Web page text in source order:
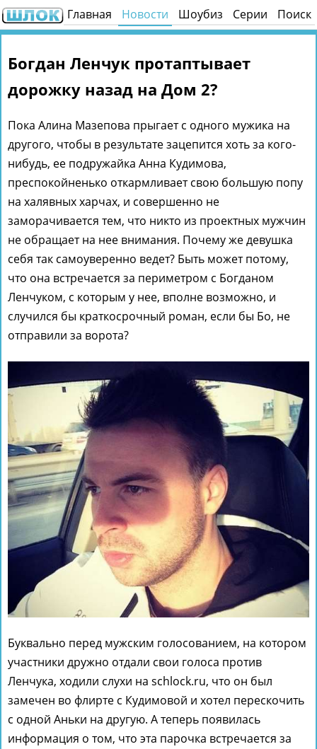
Главная Новости Шоубиз Серии Поиск
Богдан Ленчук протаптывает
дорожку назад на Дом 2?
Пока Алина Мазепова прыгает с одного мужика на
другого, чтобы в результате зацепится хоть за кого-
нибудь, ее подружайка Анна Кудимова,
преспокойненько откармливает свою большую попу
на халявных харчах, и совершенно не
заморачивается тем, что никто из проектных мужчин
не обращает на нее внимания. Почему же девушка
себя так самоуверенно ведет? Быть может потому,
что она встречается за периметром с Богданом
Ленчуком, с которым у нее, вполне возможно, и
случился бы краткосрочный роман, если бы Бо, не
отправили за ворота?
Буквально перед мужским голосованием, на котором
участники дружно отдали свои голоса против
Ленчука, ходили слухи на schlock.ru, что он был
замечен во флирте с Кудимовой и хотел перескочить
с одной Аньки на другую. А теперь появилась
информация о том, что эта парочка встречается за